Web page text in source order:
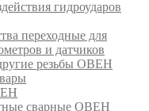
гидроударов
переходные для
и датчиков
резьбы ОВЕН
сварные ОВЕН